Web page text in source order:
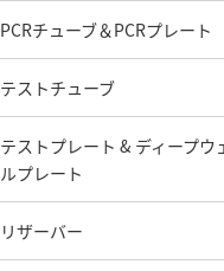
PCRチューブ＆PCRプレート
テストチューブ
テストプレート & ディープウ
ルプレート
リザーバー